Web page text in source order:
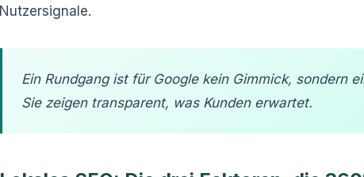
Nutzersignale.
Ein Rundgang ist für Google kein Gimmick, sondern
Sie zeigen transparent, was Kunden erwartet.